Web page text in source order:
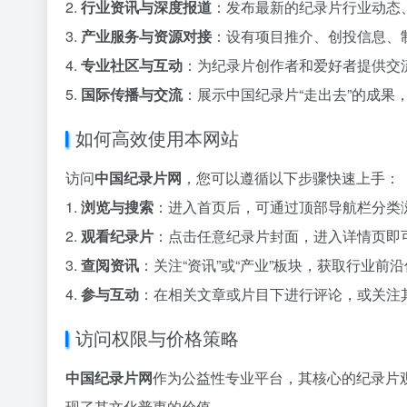
2. 行业资讯与深度报道 ：发布最新的纪录片行业动
3. 产业服务与资源对接 ：设有项目推介、创投信息
4. 专业社区与互动 ：为纪录片创作者和爱好者提供
5. 国际传播与交流：展示中国纪录片“走出去”的成果
如何高效使用本网站
访问中国纪录片网 ，您可以遵循以下步骤快速上手：
1. 浏览与搜索 ：进入首页后，可通过顶部导航栏分
2. 观看纪录片 ：点击任意纪录片封面，进入详情页
3. 查阅资讯 ：关注“资讯”或“产业”板块，获取行业前
4. 参与互动 ：在相关文章或片目下进行评论，或关
访问权限与价格策略
中国纪录片网作为公益性专业平台，其核心的纪录